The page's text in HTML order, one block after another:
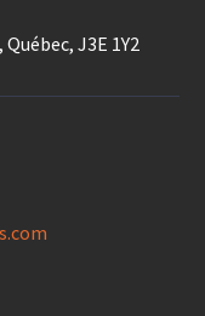
J3E 1Y2